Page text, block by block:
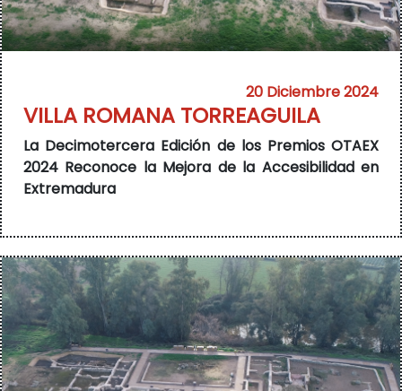
20 Diciembre 2024
VILLA ROMANA TORREAGUILA
La Decimotercera Edición de los Premios OTAEX
2024 Reconoce la Mejora de la Accesibilidad en
Extremadura